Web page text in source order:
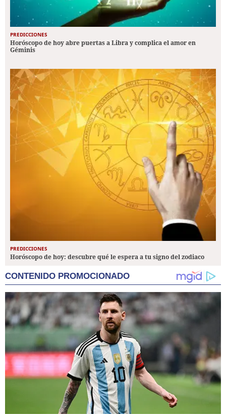
PREDICCIONES
Horóscopo de hoy abre puertas a Libra y complica el amor en
Géminis
PREDICCIONES
Horóscopo de hoy: descubre qué le espera a tu signo del zodiaco
CONTENIDO PROMOCIONADO